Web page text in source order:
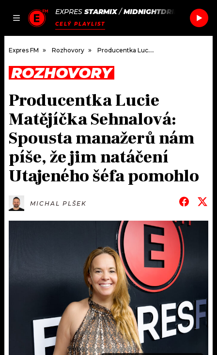
JAK
SEZNAM.CZ
EXPRES STARMIX/MIDNIGHTDRIP
CELÝ PLAYLIST
DOMŮ
ČLÁNKY
AKTUÁLNĚ
HUDBA
ROZHOVORY
#NEBUDUDOMA
KALENDÁŘ
PODCASTY
JAK NALADIT
RÁDIO
APLIKACE
SOUTĚŽE
Expres FM Rozhovory Producentka Lucie Matějíčka Sehnalová: Spousta manažerů nám píše, že jim natáčení Utajeného šéfa pomohlo
ROZHOVORY
Producentka Lucie
Matějíčka Sehnalová:
Spousta manažerů nám
píše, že jim natáčení
Utajeného šéfa pomohlo
MICHAL PLŠEK